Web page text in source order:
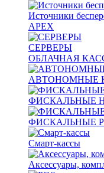
Источники
APEX
СЕРВЕРЫ
ОБЛАЧНАЯ
АВТОНОМНЫЕ
ФИСКАЛЬНЫЕ
ФИСКАЛЬНЫЕ
Смарт-кассы
Аксессуары,